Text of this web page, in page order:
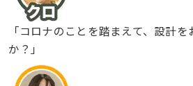
「コロナのことを踏まえて、設計
か？」